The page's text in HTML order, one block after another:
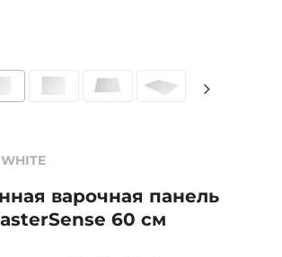
варочная панель
60 см